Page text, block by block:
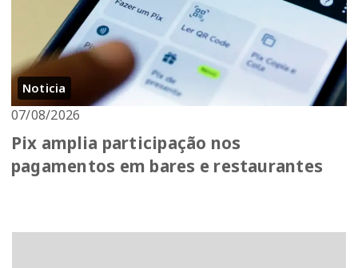
Noticia
07/08/2026
Pix amplia participação nos
pagamentos em bares e restaurantes